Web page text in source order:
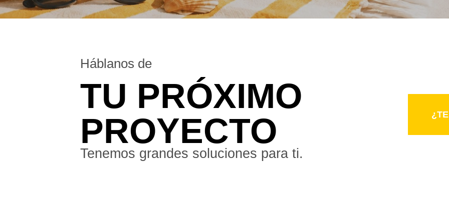
Háblanos de
TU PRÓXIMO
PROYECTO
Tenemos grandes soluciones para ti.